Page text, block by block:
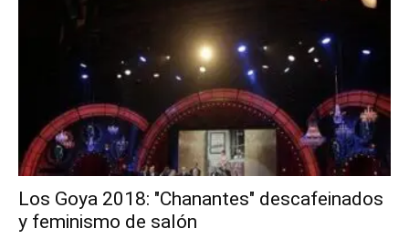
Los Goya 2018: "Chanantes" descafeinados
y feminismo de salón